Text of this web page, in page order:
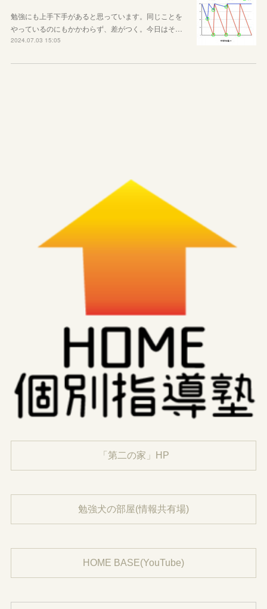
勉強にも上手下手があると思っています。同じことを
やっているのにもかかわらず、差がつく。今日はそ…
2024.07.03 15:05
「第二の家」HP
勉強犬の部屋(情報共有場)
HOME BASE(YouTube)